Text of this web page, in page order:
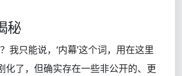
秘
我只能说，‘内幕’这个词，用在这里
化了，但确实存在一些非公开的、更